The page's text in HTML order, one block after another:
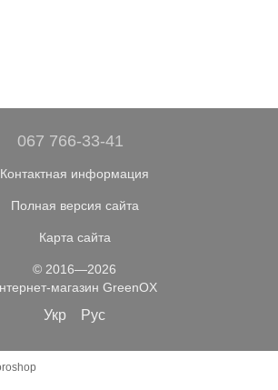
067 766-33-41
Контактная информация
Полная версия сайта
Карта сайта
© 2016—2026
магазин GreenOX
Укр Рус